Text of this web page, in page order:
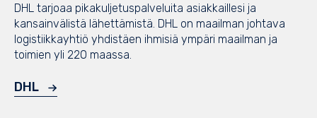
DHL tarjoaa pikakuljetuspalveluita asiakkaillesi ja
kansainvälistä lähettämistä. DHL on maailman johtava
logistiikkayhtiö yhdistäen ihmisiä ympäri maailman ja
toimien yli 220 maassa.
DHL